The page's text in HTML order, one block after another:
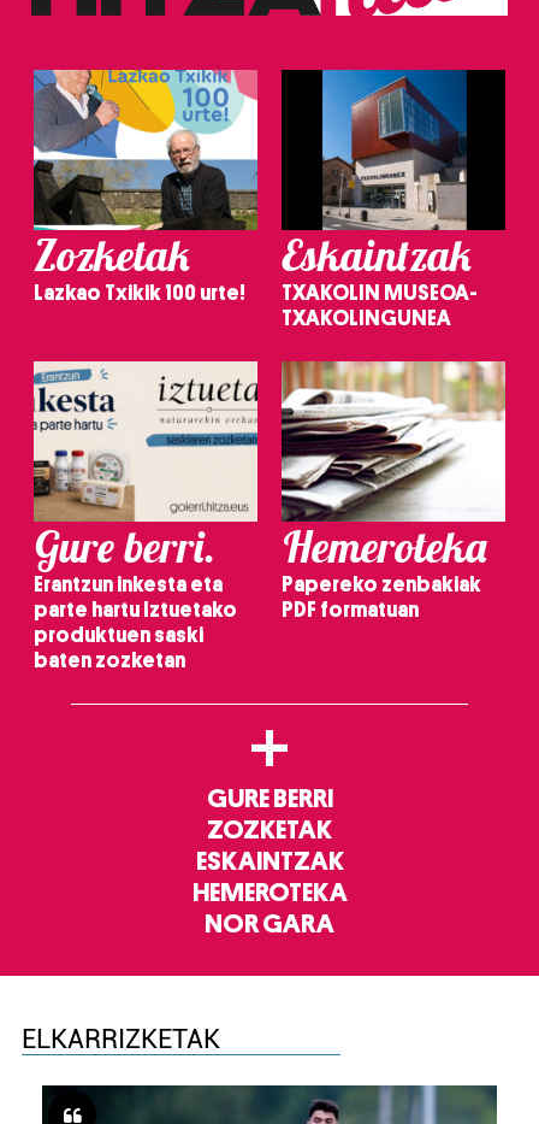
Zozketak
Lazkao Txikik 100 urte!
Eskaintzak
TXAKOLIN MUSEOA-
TXAKOLINGUNEA
Gure berri.
Erantzun inkesta eta
parte hartu Iztuetako
produktuen saski
baten zozketan
Hemeroteka
Papereko zenbakiak
PDF formatuan
+
GURE BERRI
ZOZKETAK
ESKAINTZAK
HEMEROTEKA
NOR GARA
ELKARRIZKETAK